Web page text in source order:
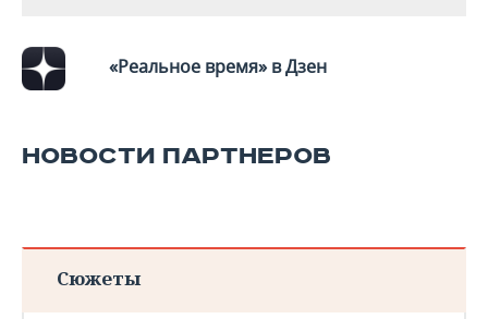
«Реальное время» в Дзен
НОВОСТИ ПАРТНЕРОВ
Сюжеты